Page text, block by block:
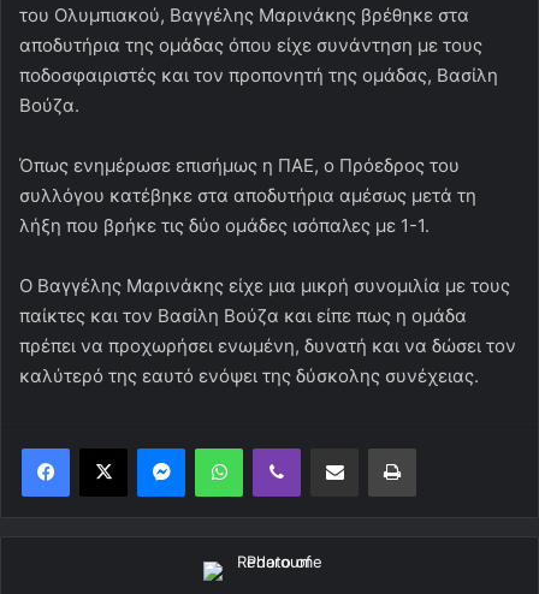
του Ολυμπιακού, Βαγγέλης Μαρινάκης βρέθηκε στα
αποδυτήρια της ομάδας όπου είχε συνάντηση με τους
ποδοσφαιριστές και τον προπονητή της ομάδας, Βασίλη
Βούζα.
Όπως ενημέρωσε επισήμως η ΠΑΕ, ο Πρόεδρος του
συλλόγου κατέβηκε στα αποδυτήρια αμέσως μετά τη
λήξη που βρήκε τις δύο ομάδες ισόπαλες με 1-1.
Ο Βαγγέλης Μαρινάκης είχε μια μικρή συνομιλία με τους
παίκτες και τον Βασίλη Βούζα και είπε πως η ομάδα
πρέπει να προχωρήσει ενωμένη, δυνατή και να δώσει τον
καλύτερό της εαυτό ενόψει της δύσκολης συνέχειας.
MessengerWhatsAppViber Κοινοποίηση μέσω ηλεκτρονικού ταχυδρομείουΕκτύπωση